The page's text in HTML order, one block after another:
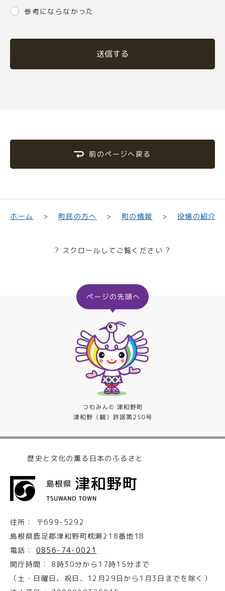
参考にならなかった
送信する
前のページへ戻る
ホーム 町民の方へ 町の情報 役場の紹介
? スクロールしてご覧ください ?
歴史と文化の薫る日本のふるさと
住所：
〒699-5292
島根県鹿足郡津和野町枕瀬218番地18
電話：
0856-74-0021
開庁時間：
8時30分から17時15分まで
（土・日曜日、祝日、12月29日から1月3日までを除く）